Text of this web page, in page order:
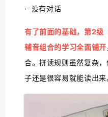
· 没有对话
有了前面的基础，第2级
辅音组合的学习全面铺开
合。拼读规则虽然复杂
子还是很容易就能读出来